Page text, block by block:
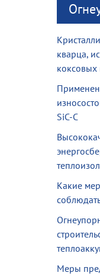
кварца,
коксовых
SiC-C
Какие
Меры